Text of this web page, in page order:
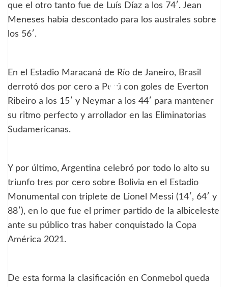
que el otro tanto fue de Luís Díaz a los 74′. Jean
Meneses había descontado para los australes sobre
los 56′.
En el Estadio Maracaná de Río de Janeiro, Brasil
derrotó dos por cero a Perú con goles de Everton
Ribeiro a los 15′ y Neymar a los 44′ para mantener
su ritmo perfecto y arrollador en las Eliminatorias
Sudamericanas.
Y por último, Argentina celebró por todo lo alto su
triunfo tres por cero sobre Bolivia en el Estadio
Monumental con triplete de Lionel Messi (14′, 64′ y
88′), en lo que fue el primer partido de la albiceleste
ante su público tras haber conquistado la Copa
América 2021.
De esta forma la clasificación en Conmebol queda